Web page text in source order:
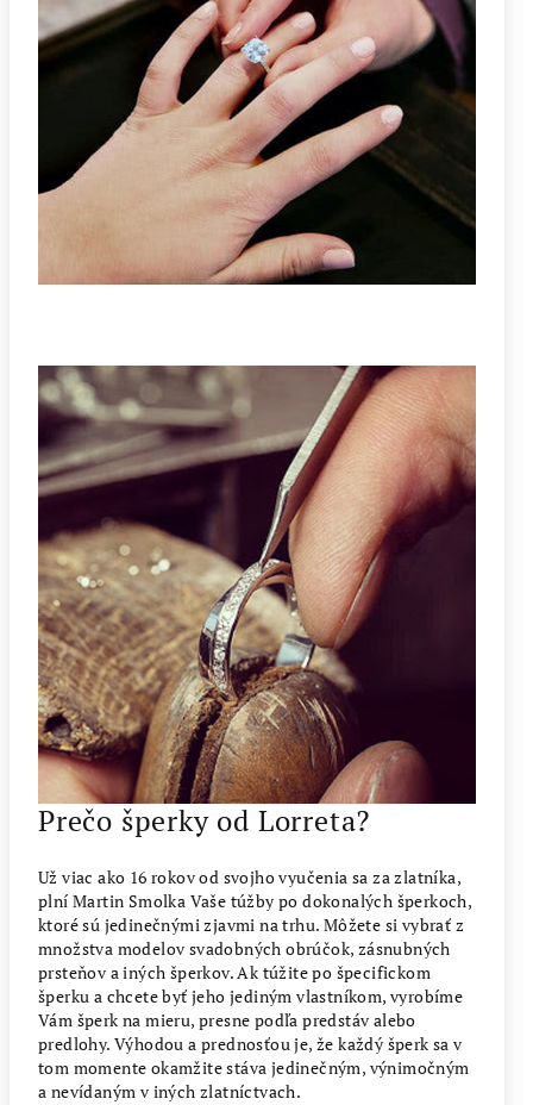
Prečo šperky od Lorreta?
Už viac ako 16 rokov od svojho vyučenia sa za zlatníka,
plní Martin Smolka Vaše túžby po dokonalých šperkoch,
ktoré sú jedinečnými zjavmi na trhu. Môžete si vybrať z
množstva modelov svadobných obrúčok, zásnubných
prsteňov a iných šperkov. Ak túžite po špecifickom
šperku a chcete byť jeho jediným vlastníkom, vyrobíme
Vám šperk na mieru, presne podľa predstáv alebo
predlohy. Výhodou a prednosťou je, že každý šperk sa v
tom momente okamžite stáva jedinečným, výnimočným
a nevídaným v iných zlatníctvach.